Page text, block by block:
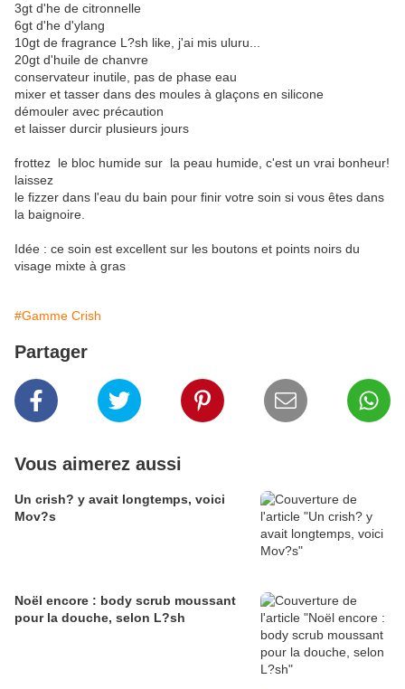
3gt d'he de citronnelle
6gt d'he d'ylang
10gt de fragrance L?sh like, j'ai mis uluru...
20gt d'huile de chanvre
conservateur inutile, pas de phase eau
mixer et tasser dans des moules à glaçons en silicone
démouler avec précaution
et laisser durcir plusieurs jours
frottez le bloc humide sur la peau humide, c'est un vrai bonheur!
laissez
le fizzer dans l'eau du bain pour finir votre soin si vous êtes dans
la baignoire.
Idée : ce soin est excellent sur les boutons et points noirs du
visage mixte à gras
#Gamme Crish
Partager
Vous aimerez aussi
Un crish? y avait longtemps, voici
Mov?s
Noël encore : body scrub moussant
pour la douche, selon L?sh